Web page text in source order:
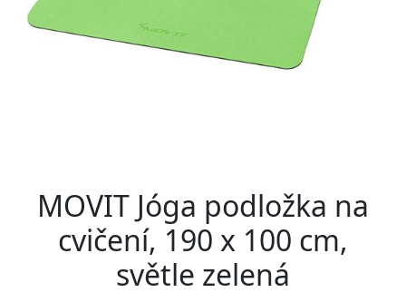
MOVIT Jóga podložka na
cvičení, 190 x 100 cm,
světle zelená